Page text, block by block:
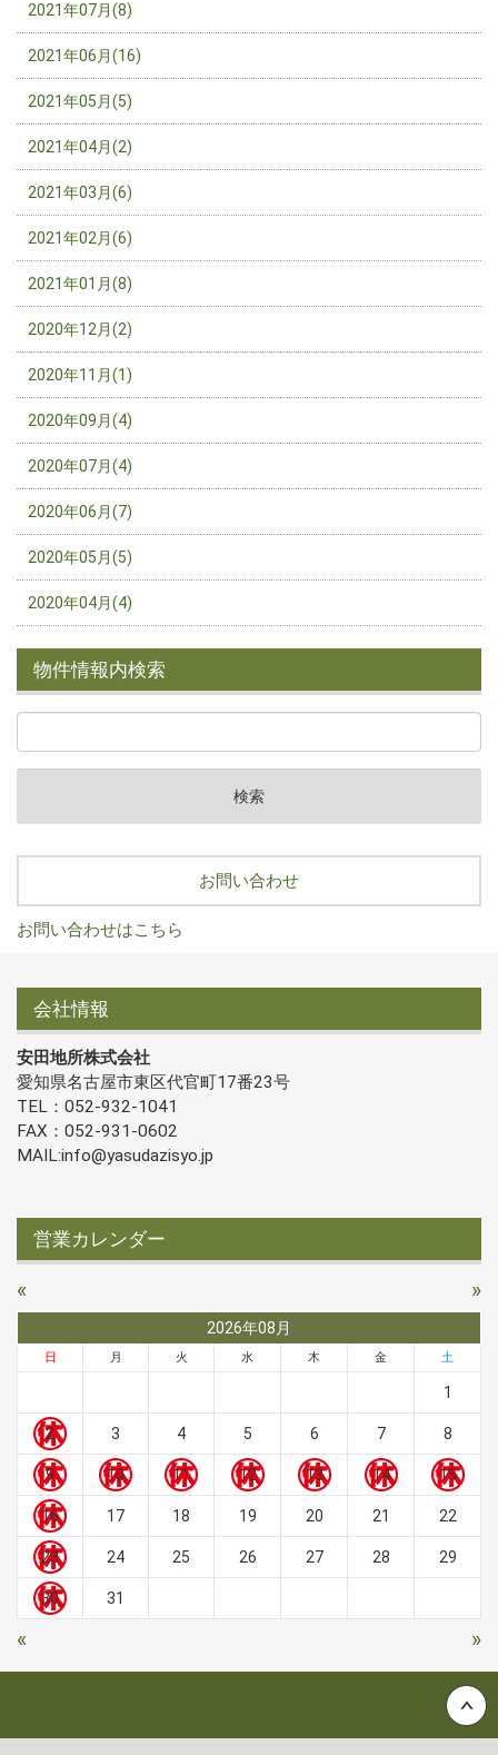
2021年07月(8)
2021年06月(16)
2021年05月(5)
2021年04月(2)
2021年03月(6)
2021年02月(6)
2021年01月(8)
2020年12月(2)
2020年11月(1)
2020年09月(4)
2020年07月(4)
2020年06月(7)
2020年05月(5)
2020年04月(4)
物件情報内検索
お問い合わせ
お問い合わせはこちら
会社情報
安田地所株式会社
愛知県名古屋市東区代官町17番23号
TEL：052-932-1041
FAX：052-931-0602
MAIL:info@yasudazisyo.jp
営業カレンダー
« »
2026年08月
日 月 火 水 木 金 土
1
2 3 4 5 6 7 8
9 10 11 12 13 14 15
16 17 18 19 20 21 22
23 24 25 26 27 28 29
30 31
« »